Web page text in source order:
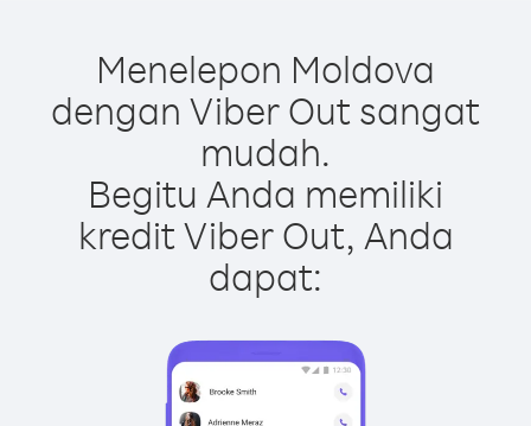
Menelepon Moldova
dengan Viber Out sangat
mudah.
Begitu Anda memiliki
kredit Viber Out, Anda
dapat: